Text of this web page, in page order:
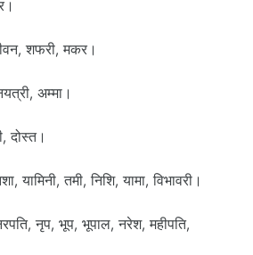
शफरी, मकर।
अम्मा।
दोस्त।
यामिनी, तमी, निशि, यामा, विभावरी।
नृप, भूप, भूपाल, नरेश, महीपति,